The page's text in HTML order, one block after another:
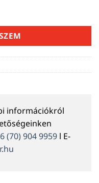
100 m²/tekercs (
információkról
(70) 904 9959 l E-